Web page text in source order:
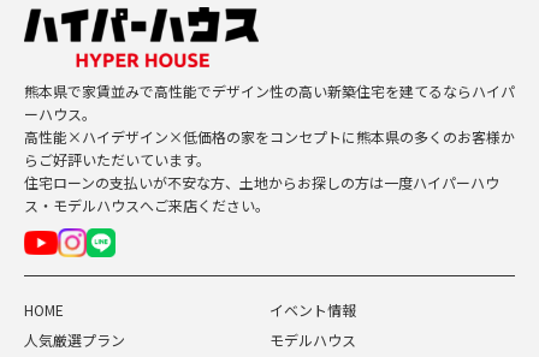
熊本県で家賃並みで高性能でデザイン性の高い新築住宅を建てるならハイパ
ーハウス。
高性能×ハイデザイン×低価格の家をコンセプトに熊本県の多くのお客様か
らご好評いただいています。
住宅ローンの支払いが不安な方、土地からお探しの方は一度ハイパーハウ
ス・モデルハウスへご来店ください。
HOME
イベント情報
人気厳選プラン
モデルハウス